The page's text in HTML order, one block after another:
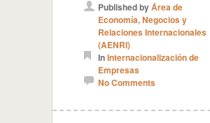
Published byÁrea de
Economía, Negocios y
Relaciones Internacionales
(AENRI)
InInternacionalización de
Empresas
No Comments